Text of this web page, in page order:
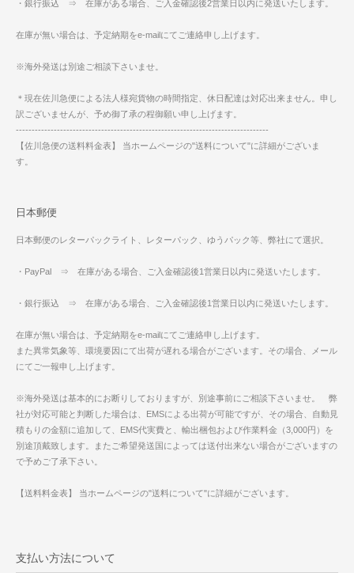
・銀行振込 ⇒ 在庫がある場合、ご入金確認後2営業日以内に発送いたします。
在庫が無い場合は、予定納期をe-mailにてご連絡申し上げます。
※海外発送は別途ご相談下さいませ。
＊現在佐川急便による法人様宛貨物の時間指定、休日配達は対応出来ません。申し
訳ございませんが、予め御了承の程御願い申し上げます。
--------------------------------------------------------------------------------
【佐川急便の送料料金表】 当ホームページの"送料について"に詳細がございま
す。
日本郵便
日本郵便のレターパックライト、レターパック、ゆうパック等、弊社にて選択。
・PayPal ⇒ 在庫がある場合、ご入金確認後1営業日以内に発送いたします。
・銀行振込 ⇒ 在庫がある場合、ご入金確認後1営業日以内に発送いたします。
在庫が無い場合は、予定納期をe-mailにてご連絡申し上げます。
また異常気象等、環境要因にて出荷が遅れる場合がございます。その場合、メール
にてご一報申し上げます。
※海外発送は基本的にお断りしておりますが、別途事前にご相談下さいませ。 弊
社が対応可能と判断した場合は、EMSによる出荷が可能ですが、その場合、自動見
積もりの金額に追加して、EMS代実費と、輸出梱包および作業料金（3,000円）を
別途頂戴致します。またご希望発送国によっては送付出来ない場合がございますの
で予めご了承下さい。
【送料料金表】 当ホームページの"送料について"に詳細がございます。
支払い方法について